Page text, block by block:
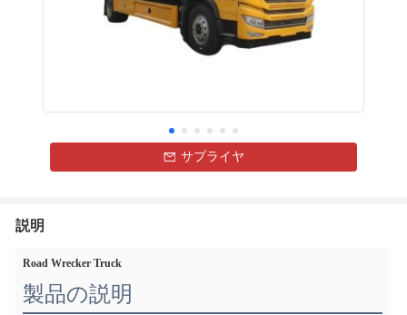
サプライヤ
説明
Road Wrecker Truck
製品の説明